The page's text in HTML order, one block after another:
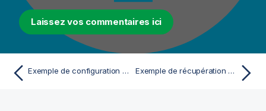
Laissez vos commentaires ici
Exemple de configuration de Date Exemple de récupération d'une partie d'une Date